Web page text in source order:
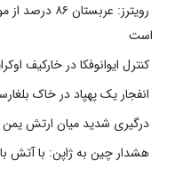
رویترز:
است
کنترل ایوانوفکا در خارکیف
انفجار یک پهپاد در خاک
درگیری شدید میان ارتش یمن
هشدار چین به ژاپن: با آتش